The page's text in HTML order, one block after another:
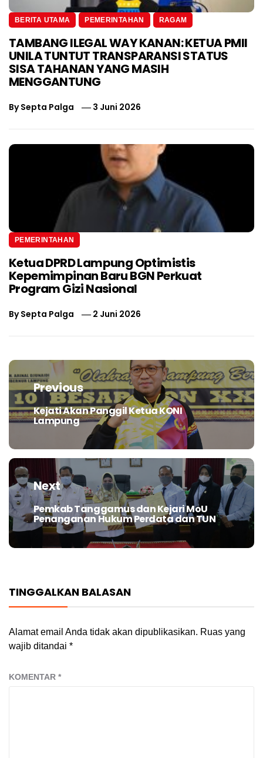
BERITA UTAMA PEMERINTAHAN RAGAM
TAMBANG ILEGAL WAY KANAN: KETUA PMII
UNILA TUNTUT TRANSPARANSI STATUS
SISA TAHANAN YANG MASIH
MENGGANTUNG
BySepta Palga 3 Juni 2026
PEMERINTAHAN
Ketua DPRD Lampung Optimistis
Kepemimpinan Baru BGN Perkuat
Program Gizi Nasional
BySepta Palga 2 Juni 2026
Navigasi
posPrevious
Previous
post:
Kejati Akan Panggil Ketua KONI
Lampung
Next
Next
post:
Pemkab Tanggamus dan Kejari MoU
Penanganan Hukum Perdata dan TUN
TINGGALKAN BALASAN
Alamat email Anda tidak akan dipublikasikan. Ruas yang
wajib ditandai *
KOMENTAR *